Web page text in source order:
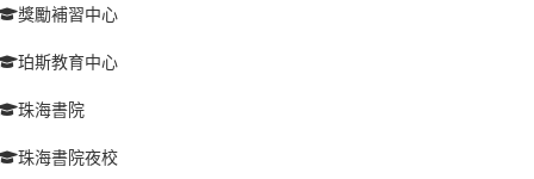
獎勵補習中心
珀斯教育中心
珠海書院
珠海書院夜校